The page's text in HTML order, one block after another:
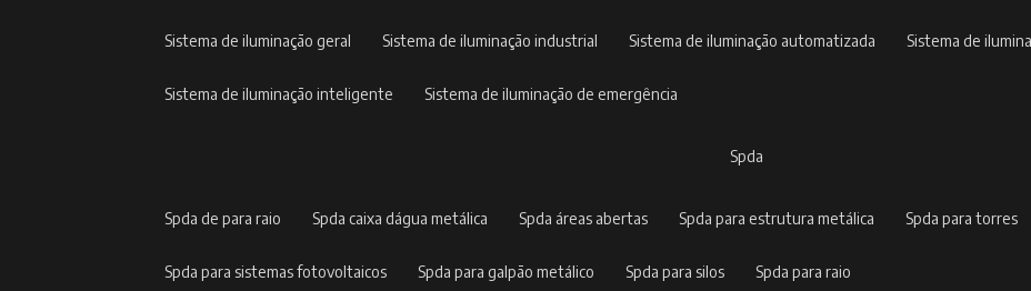
sistema de iluminação geral sistema de iluminação industrial sistema de iluminação automatizada sistema de
sistema de iluminação inteligente sistema de iluminação de emergência
spda
spda de para raio spda caixa dágua metálica spda áreas abertas spda para estrutura metálica spda para torres
spda para sistemas fotovoltaicos spda para galpão metálico spda para silos spda para raio